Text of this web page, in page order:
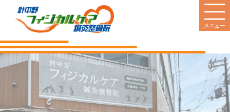
HOME
当院のご案内
診療案内